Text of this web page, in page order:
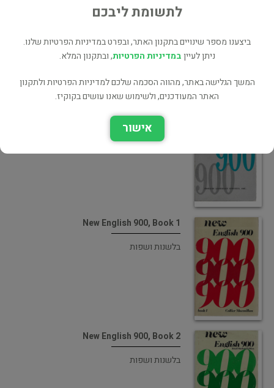
בלשנות ושפות
בלשנות ושפות
New English 900, Book 1
בלשנות ושפות
New English 900, Book 2
בלשנות ושפות
לתשומת ליבכם
ביצענו מספר שינויים בתקנון האתר, ובפרט במדיניות הפרטיות שלנו.
ניתן לעייןבמדיניות הפרטיות, ובתקנון המלא.
המשך הגלישה באתר, מהווה הסכמה שלכם למדיניות הפרטיות ולתקנון
האתר המעודכנים, ולשימוש שאנו עושים בקוקיז.
אישור